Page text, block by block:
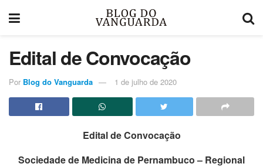
Edital de Convocação
Por Blog do Vanguarda 1 de julho de 2020
Edital de Convocação
Sociedade de Medicina de Pernambuco – Regional